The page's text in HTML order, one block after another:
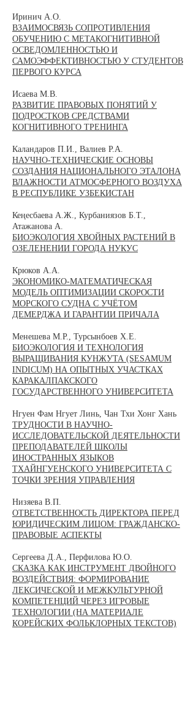
Иринич А.О.
ВЗАИМОСВЯЗЬ СОПРОТИВЛЕНИЯ
ОБУЧЕНИЮ С МЕТАКОГНИТИВНОЙ
ОСВЕДОМЛЕННОСТЬЮ И
САМОЭФФЕКТИВНОСТЬЮ У СТУДЕНТОВ
ПЕРВОГО КУРСА
Исаева М.В.
РАЗВИТИЕ ПРАВОВЫХ ПОНЯТИЙ У
ПОДРОСТКОВ СРЕДСТВАМИ
КОГНИТИВНОГО ТРЕНИНГА
Каландаров П.И., Валиев Р.А.
НАУЧНО-ТЕХНИЧЕСКИЕ ОСНОВЫ
СОЗДАНИЯ НАЦИОНАЛЬНОГО ЭТАЛОНА
ВЛАЖНОСТИ АТМОСФЕРНОГО ВОЗДУХА
В РЕСПУБЛИКЕ УЗБЕКИСТАН
Кеңесбаева А.Ж., Курбаниязов Б.Т.,
Атажанова А.
БИОЭКОЛОГИЯ ХВОЙНЫХ РАСТЕНИЙ В
ОЗЕЛЕНЕНИИ ГОРОДА НУКУС
Крюков А.А.
ЭКОНОМИКО-МАТЕМАТИЧЕСКАЯ
МОДЕЛЬ ОПТИМИЗАЦИИ СКОРОСТИ
МОРСКОГО СУДНА С УЧЁТОМ
ДЕМЕРДЖА И ГАРАНТИИ ПРИЧАЛА
Менешева М.Р., Турсынбоев Х.Е.
БИОЭКОЛОГИЯ И ТЕХНОЛОГИЯ
ВЫРАЩИВАНИЯ КУНЖУТА (SESAMUM
INDICUM) НА ОПЫТНЫХ УЧАСТКАХ
КАРАКАЛПАКСКОГО
ГОСУДАРСТВЕННОГО УНИВЕРСИТЕТА
Нгуен Фам Нгует Линь, Чан Тхи Хонг Хань
ТРУДНОСТИ В НАУЧНО-
ИССЛЕДОВАТЕЛЬСКОЙ ДЕЯТЕЛЬНОСТИ
ПРЕПОДАВАТЕЛЕЙ ШКОЛЫ
ИНОСТРАННЫХ ЯЗЫКОВ
ТXАЙНГУЕНСКОГО УНИВЕРСИТЕТА С
ТОЧКИ ЗРЕНИЯ УПРАВЛЕНИЯ
Низяева В.П.
ОТВЕТСТВЕННОСТЬ ДИРЕКТОРА ПЕРЕД
ЮРИДИЧЕСКИМ ЛИЦОМ: ГРАЖДАНСКО-
ПРАВОВЫЕ АСПЕКТЫ
Сергеева Д.А., Перфилова Ю.О.
СКАЗКА КАК ИНСТРУМЕНТ ДВОЙНОГО
ВОЗДЕЙСТВИЯ: ФОРМИРОВАНИЕ
ЛЕКСИЧЕСКОЙ И МЕЖКУЛЬТУРНОЙ
КОМПЕТЕНЦИЙ ЧЕРЕЗ ИГРОВЫЕ
ТЕХНОЛОГИИ (НА МАТЕРИАЛЕ
КОРЕЙСКИХ ФОЛЬКЛОРНЫХ ТЕКСТОВ)